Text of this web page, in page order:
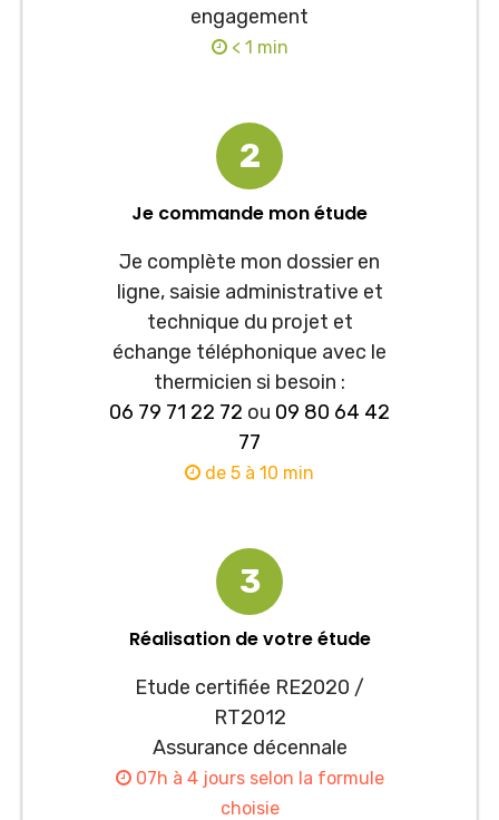
engagement
< 1 min
2
Je commande mon étude
Je complète mon dossier en
ligne, saisie administrative et
technique du projet et
échange téléphonique avec le
thermicien si besoin :
06 79 71 22 72 ou 09 80 64 42
77
de 5 à 10 min
3
Réalisation de votre étude
Etude certifiée RE2020 /
RT2012
Assurance décennale
07h à 4 jours selon la formule
choisie